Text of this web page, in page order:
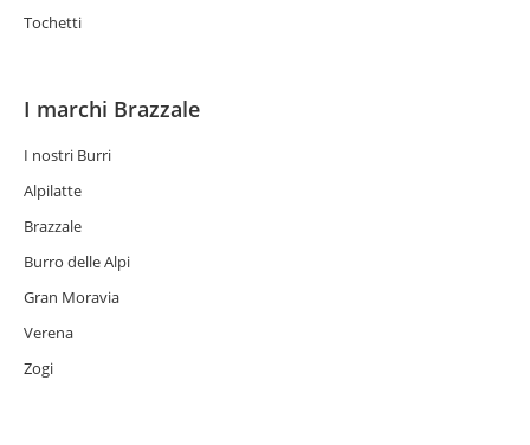
Tochetti
I marchi Brazzale
I nostri Burri
Alpilatte
Brazzale
Burro delle Alpi
Gran Moravia
Verena
Zogi